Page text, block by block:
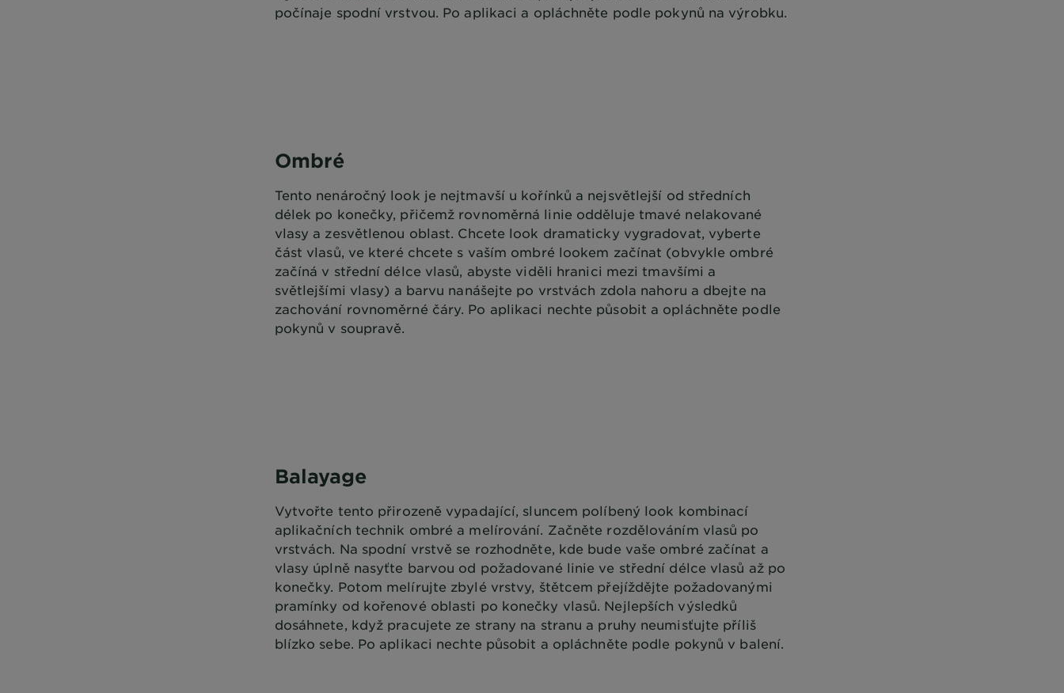
počínaje spodní vrstvou. Po aplikaci a opláchněte podle pokynů na výrobku.
Ombré
Tento nenáročný look je nejtmavší u kořínků a nejsvětlejší od středních
délek po konečky, přičemž rovnoměrná linie odděluje tmavé nelakované
vlasy a zesvětlenou oblast. Chcete look dramaticky vygradovat, vyberte
část vlasů, ve které chcete s vaším ombré lookem začínat (obvykle ombré
začíná v střední délce vlasů, abyste viděli hranici mezi tmavšími a
světlejšími vlasy) a barvu nanášejte po vrstvách zdola nahoru a dbejte na
zachování rovnoměrné čáry. Po aplikaci nechte působit a opláchněte podle
pokynů v soupravě.
Balayage
Vytvořte tento přirozeně vypadající, sluncem políbený look kombinací
aplikačních technik ombré a melírování. Začněte rozdělováním vlasů po
vrstvách. Na spodní vrstvě se rozhodněte, kde bude vaše ombré začínat a
vlasy úplně nasyťte barvou od požadované linie ve střední délce vlasů až po
konečky. Potom melírujte zbylé vrstvy, štětcem přejíždějte požadovanými
pramínky od kořenové oblasti po konečky vlasů. Nejlepších výsledků
dosáhnete, když pracujete ze strany na stranu a pruhy neumisťujte příliš
blízko sebe. Po aplikaci nechte působit a opláchněte podle pokynů v balení.